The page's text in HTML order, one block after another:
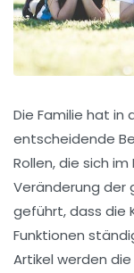
Die Familie hat in
entscheidende
Rollen, die sich
Veränderung der
geführt, dass die
Funktionen
Artikel werden